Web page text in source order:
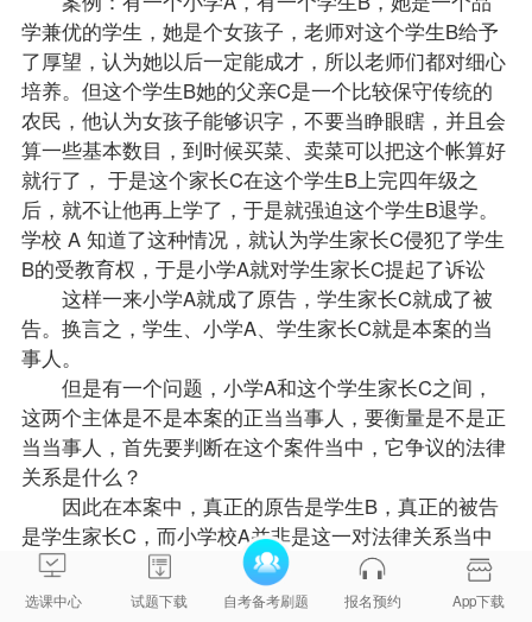
学兼优的学生，她是个女孩子， 老师对这个学生B给予
了厚望，认为她以后一定能成才，所以老师们都对细心
培养。但这个学生B她的父亲C是一个比较保守传统的
农民，他认为女孩子能够识字，不要当睁眼瞎，并且会
算一些基本数目，到时候买菜、卖菜可以把这个帐算好
就行了， 于是这个家长C在这个学生B上完四年级之
后，就不让他再上学了，于是就强迫这个学生B退学。
学校 A 知道了这种情况，就认为学生家长C侵犯了学生
B的受教育权，于是小学A就对学生家长C提起了诉讼
这样一来小学A就成了原告，学生家长C就成了被
告。换言之，学生、小学A、学生家长C就是本案的当
事人。
但是有一个问题，小学A和这个学生家长C之间，
这两个主体是不是本案的正当当事人，要衡量是不是正
当当事人，首先要判断在这个案件当中，它争议的法律
关系是什么？
因此在本案中，真正的原告是学生B，真正的被告
是学生家长C，而小学校A并非是这一对法律关系当中
的主体，因此学校A并不是本案中的正当当事人。
通过刚才这个案例，可以非常明确的知道在一个案
选课中心 试题下载 自考备考刷题 报名预约 App下载